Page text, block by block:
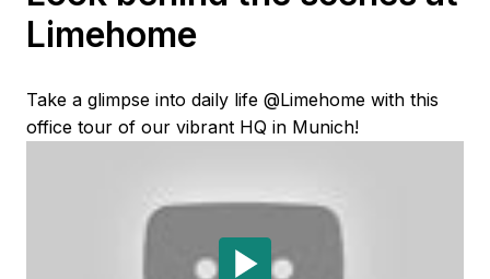
Limehome
Take a glimpse into daily life @Limehome with this
office tour of our vibrant HQ in Munich!